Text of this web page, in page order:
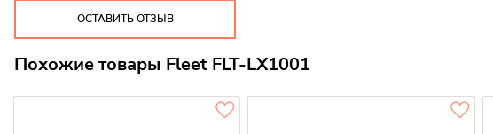
ОСТАВИТЬ ОТЗЫВ
Похожие товары Fleet FLT-LX1001